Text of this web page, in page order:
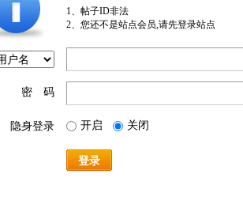
1、帖子ID非法
2、您还不是站点会员,请先登录站点
密 码
隐身登录 开启 关闭
登录